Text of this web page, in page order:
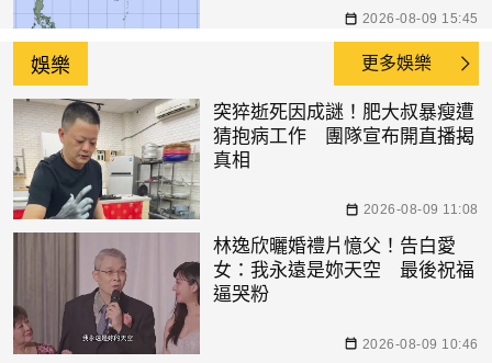
2026-08-09 15:45
娛樂 更多娛樂
突猝逝死因成謎！肥大叔暴瘦遭
猜抱病工作 團隊宣布開直播揭
真相
2026-08-09 11:08
林逸欣曬婚禮片憶父！告白愛
女：我永遠是妳天空 最後祝福
逼哭粉
2026-08-09 10:46